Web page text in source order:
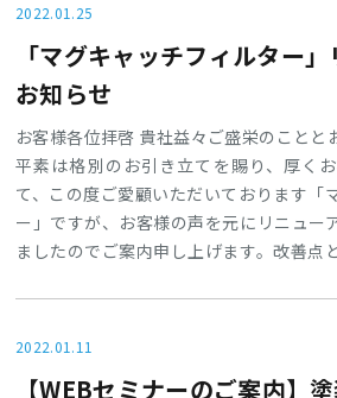
2022.01.25
「マグキャッチフィルター
お知らせ
お客様各位拝啓 貴社益々ご盛栄のことと
平素は格別のお引き立てを賜り、厚く
て、この度ご愛顧いただいております「
ー」ですが、お客様の声を元にリニュー
ましたのでご案内申し上げます。改善点
た。また、バルブサイズを大きくし鉄粉
愛顧いただける製品・サービスの提供
2022.01.11
【WEBセミナーのご案内】